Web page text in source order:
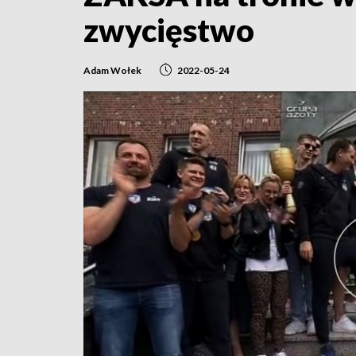
zwycięstwo
Adam Wołek 2022-05-24